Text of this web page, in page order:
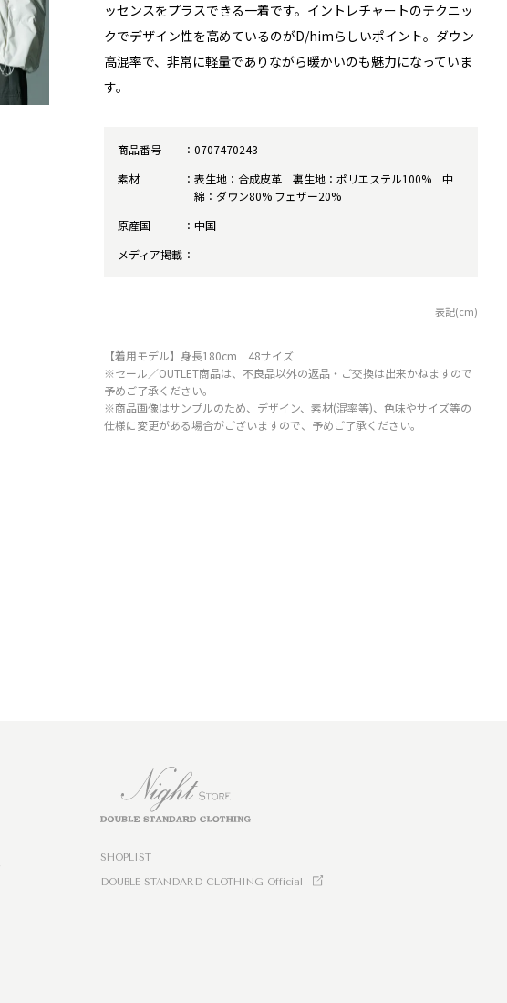
ッセンスをプラスできる一着です。イントレチャートのテクニッ
クでデザイン性を高めているのがD/himらしいポイント。ダウン
高混率で、非常に軽量でありながら暖かいのも魅力になっていま
す。
商品番号
0707470243
素材
表生地：合成皮革 裏生地：ポリエステル100% 中
綿：ダウン80% フェザー20%
原産国
中国
メディア掲載
表記(cm)
【着用モデル】身長180cm 48サイズ
※セール／OUTLET商品は、不良品以外の返品・ご交換は出来かねますので
予めご了承ください。
※商品画像はサンプルのため、デザイン、素材(混率等)、色味やサイズ等の
仕様に変更がある場合がございますので、予めご了承ください。
SHOPLIST
DOUBLE STANDARD CLOTHING Official